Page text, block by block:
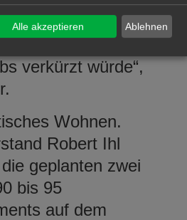
sowie der Mensa
verkürzt würde“,
Wohnen.
Robert Ihl
geplanten zwei
bis 95
auf dem
Ablehnen
Alle akzeptieren